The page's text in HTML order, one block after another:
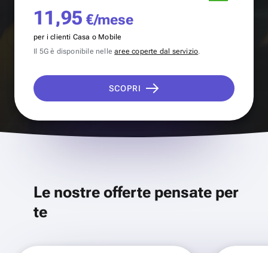
11,95 €/mese
per i clienti Casa o Mobile
Il 5G è disponibile nellearee coperte dal servizio.
SCOPRI
Le nostre offerte pensate per
te